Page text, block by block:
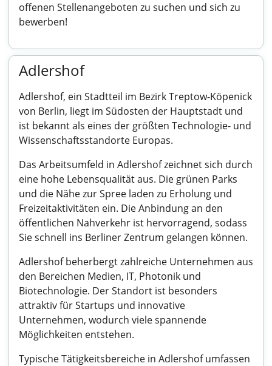
offenen Stellenangeboten zu suchen und sich zu
bewerben!
Adlershof
Adlershof, ein Stadtteil im Bezirk Treptow-Köpenick
von Berlin, liegt im Südosten der Hauptstadt und
ist bekannt als eines der größten Technologie- und
Wissenschaftsstandorte Europas.
Das Arbeitsumfeld in Adlershof zeichnet sich durch
eine hohe Lebensqualität aus. Die grünen Parks
und die Nähe zur Spree laden zu Erholung und
Freizeitaktivitäten ein. Die Anbindung an den
öffentlichen Nahverkehr ist hervorragend, sodass
Sie schnell ins Berliner Zentrum gelangen können.
Adlershof beherbergt zahlreiche Unternehmen aus
den Bereichen Medien, IT, Photonik und
Biotechnologie. Der Standort ist besonders
attraktiv für Startups und innovative
Unternehmen, wodurch viele spannende
Möglichkeiten entstehen.
Typische Tätigkeitsbereiche in Adlershof umfassen